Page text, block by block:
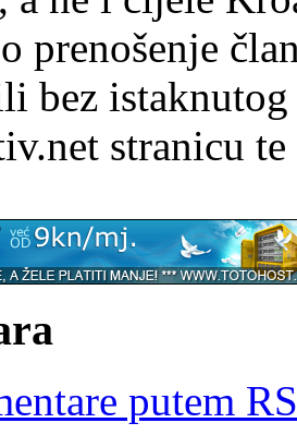
prenošenje
bez
stranicu te
putem